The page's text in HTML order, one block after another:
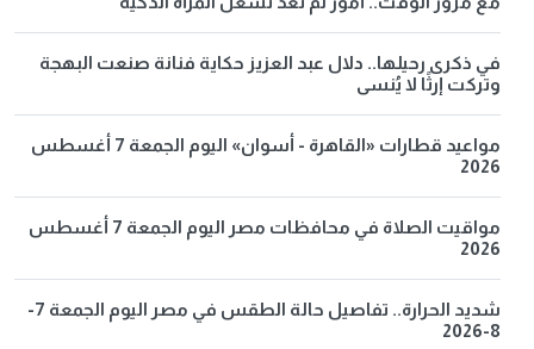
في ذكرى رحيلها.. دلال عبد العزيز حكاية فنانة صنعت البهجة
وتركت إرثًا لا يُنسى
مواعيد قطارات «القاهرة - أسوان» اليوم الجمعة 7 أغسطس
2026
مواقيت الصلاة في محافظات مصر اليوم الجمعة 7 أغسطس
2026
شديد الحرارة.. تفاصيل حالة الطقس في مصر اليوم الجمعة 7-
8-2026